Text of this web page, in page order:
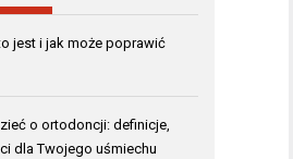
jest i jak może poprawić
o ortodoncji: definicje,
dla Twojego uśmiechu